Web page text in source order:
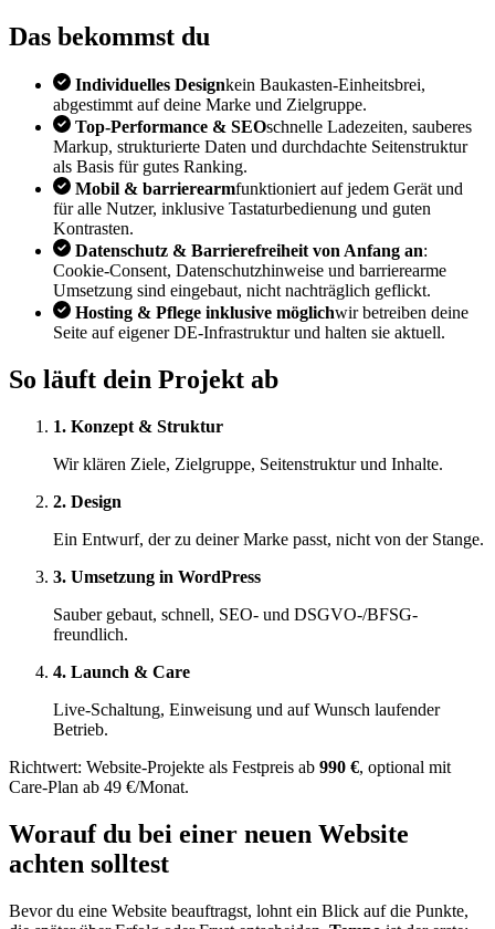
Das bekommst du
Individuelles Designkein Baukasten-Einheitsbrei,
abgestimmt auf deine Marke und Zielgruppe.
Top-Performance & SEOschnelle Ladezeiten, sauberes
Markup, strukturierte Daten und durchdachte Seitenstruktur
als Basis für gutes Ranking.
Mobil & barrierearmfunktioniert auf jedem Gerät und
für alle Nutzer, inklusive Tastaturbedienung und guten
Kontrasten.
Datenschutz & Barrierefreiheit von Anfang an:
Cookie-Consent, Datenschutzhinweise und barrierearme
Umsetzung sind eingebaut, nicht nachträglich geflickt.
Hosting & Pflege inklusive möglichwir betreiben deine
Seite auf eigener DE-Infrastruktur und halten sie aktuell.
So läuft dein Projekt ab
1. Konzept & Struktur
Wir klären Ziele, Zielgruppe, Seitenstruktur und Inhalte.
2. Design
Ein Entwurf, der zu deiner Marke passt, nicht von der Stange.
3. Umsetzung in WordPress
Sauber gebaut, schnell, SEO- und DSGVO-/BFSG-
freundlich.
4. Launch & Care
Live-Schaltung, Einweisung und auf Wunsch laufender
Betrieb.
Richtwert: Website-Projekte als Festpreis ab 990 €, optional mit
Care-Plan ab 49 €/Monat.
Worauf du bei einer neuen Website
achten solltest
Bevor du eine Website beauftragst, lohnt ein Blick auf die Punkte,